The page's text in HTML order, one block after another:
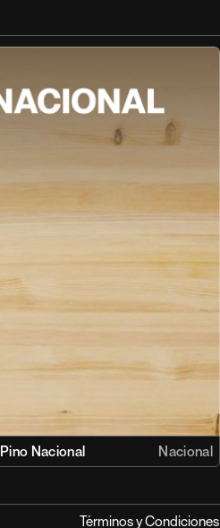
Pino Nacional Nacional
Términos y Condiciones